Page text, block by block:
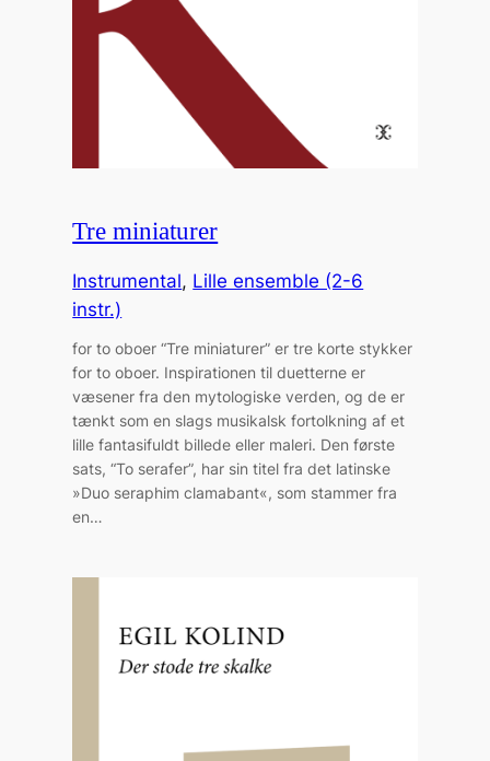
Tre miniaturer
Instrumental, Lille ensemble (2-6
instr.)
for to oboer “Tre miniaturer” er tre korte stykker
for to oboer. Inspirationen til duetterne er
væsener fra den mytologiske verden, og de er
tænkt som en slags musikalsk fortolkning af et
lille fantasifuldt billede eller maleri. Den første
sats, “To serafer”, har sin titel fra det latinske
»Duo seraphim clamabant«, som stammer fra
en…